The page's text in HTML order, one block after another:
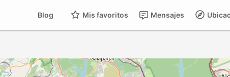
Mensajes
Mis favoritos
Blog